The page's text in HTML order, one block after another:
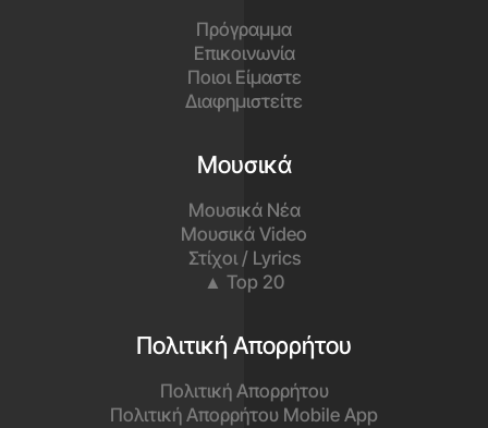
Πρόγραμμα
Επικοινωνία
Ποιοι Είμαστε
Διαφημιστείτε
Μουσικά
Μουσικά Νέα
Μουσικά Video
Στίχοι / Lyrics
▲ Top 20
Πολιτική Απορρήτου
Πολιτική Απορρήτου
Πολιτική Απορρήτου Mobile App